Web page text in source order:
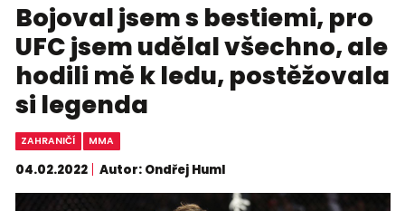
Bojoval jsem s bestiemi, pro
UFC jsem udělal všechno, ale
hodili mě k ledu, postěžovala
si legenda
ZAHRANIČÍ MMA
04.02.2022 Autor: Ondřej Huml